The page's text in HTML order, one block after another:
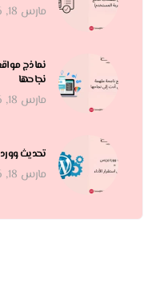
مارس 18, 2026
نماذج
نجاحها
مارس 18, 2026
تحديث
مارس 18, 2026